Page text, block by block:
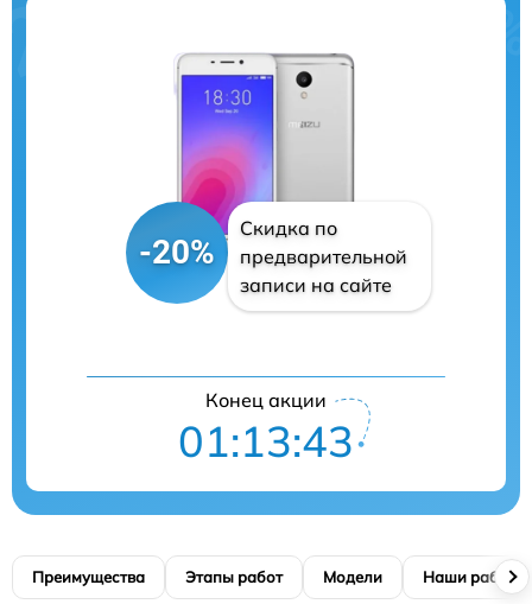
-20%
Скидка по
предварительной
записи на сайте
Конец акции
01:13:42
Преимущества Этапы работ Модели Наши работы